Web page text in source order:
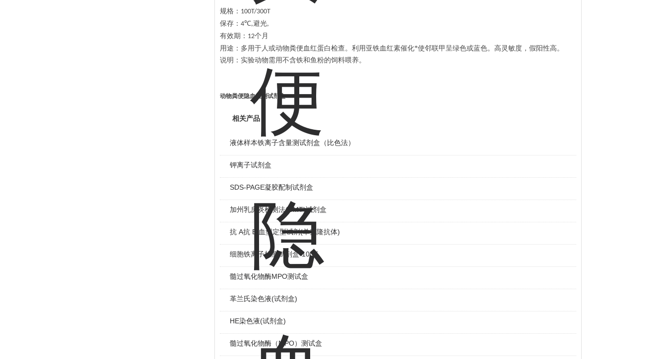
规格： 100T/300T
保存： 4℃,避光,
有效期： 12个月
用途：多用于人或动物粪便血红蛋白检查。利用亚铁血红素催化*使邻联甲呈绿色或蓝色。高灵敏度，假阳性高。
说明：实验动物需用不含铁和鱼粉的饲料喂养。
动物粪便隐血检测试剂盒
相关产品
液体样本铁离子含量测试剂盒（比色法）
钾离子试剂盒
SDS-PAGE凝胶配制试剂盒
加州乳房炎检测法(CMT)试剂盒
抗 A抗 B 血型定型试剂(单克隆抗体)
细胞铁离子检测试剂盒-100T
髓过氧化物酶MPO测试盒
革兰氏染色液(试剂盒)
HE染色液(试剂盒)
髓过氧化物酶（MPO）测试盒